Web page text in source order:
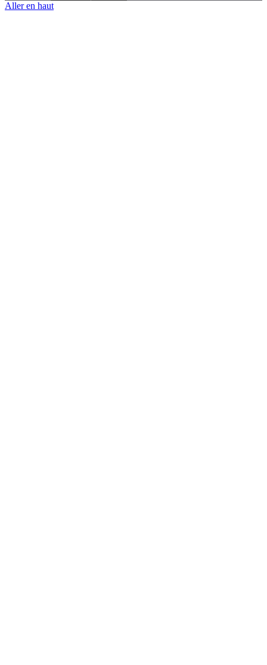
Aller en haut